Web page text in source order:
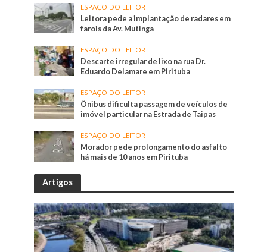
ESPAÇO DO LEITOR
Leitora pede a implantação de radares em
farois da Av. Mutinga
ESPAÇO DO LEITOR
Descarte irregular de lixo na rua Dr.
Eduardo Delamare em Pirituba
ESPAÇO DO LEITOR
Ônibus dificulta passagem de veículos de
imóvel particular na Estrada de Taipas
ESPAÇO DO LEITOR
Morador pede prolongamento do asfalto
há mais de 10 anos em Pirituba
Artigos